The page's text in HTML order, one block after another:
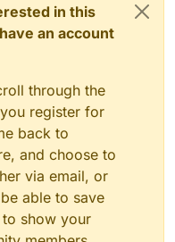
in this
an account
through the
register for
back to
and choose to
via email, or
able to save
show your